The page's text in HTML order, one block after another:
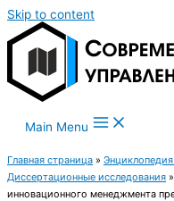
Skip to content
Main Menu
Главная страница »
Диссертационные исследования »
инновационного менеджмента